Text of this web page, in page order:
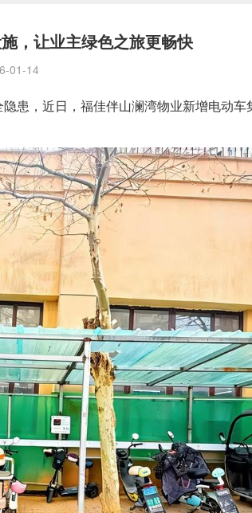
，让业主绿色之旅更畅快
01-14
患，近日，福佳伴山澜湾物业新增电动